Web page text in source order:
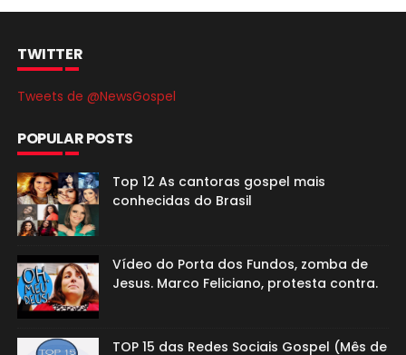
TWITTER
Tweets de @NewsGospel
POPULAR POSTS
Top 12 As cantoras gospel mais
conhecidas do Brasil
Vídeo do Porta dos Fundos, zomba de
Jesus. Marco Feliciano, protesta contra.
TOP 15 das Redes Sociais Gospel (Mês de